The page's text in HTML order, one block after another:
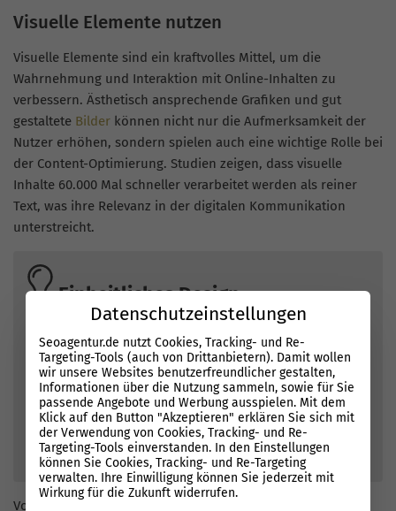
Visuelle Elemente nutzen
Visuelle Elemente sind ein kraftvolles Mittel, um die
Wahrnehmung und Interaktion mit Online-Inhalten zu
verbessern. Ästhetisch ansprechende Grafiken und gut
gestaltete Bilder können nicht nur die Aufmerksamkeit der
Nutzer erhöhen, sondern spielen auch eine wichtige Rolle bei
der Content-Optimierung. Studien zeigen, dass visuelle
Inhalte 60.000 Mal schneller verarbeitet werden als reiner
Text, was ihre Relevanz in der digitalen Kommunikation
unterstreicht.
Einheitliches Design
Bei der Implementierung visueller Komponenten sollte
stets der Markenkern im Vordergrund stehen.
Einheitliche Farbpaletten und Symbole stärken die
Markenidentität und schaffen Wiedererkennungswert.
Eine gut durchdachte Bildsprache spricht direkt die
Zielgruppe an und kann den emotionalen Bezug zu
einem Produkt oder einer Dienstleistung festigen.
Von Infografiken bis hin zu Erklärvideos – jede visuelle
Datenschutzeinstellungen
Seoagentur.de nutzt Cookies, Tracking- und Re-
Targeting-Tools (auch von Drittanbietern). Damit wollen
wir unsere Websites benutzerfreundlicher gestalten,
Informationen über die Nutzung sammeln, sowie für Sie
passende Angebote und Werbung ausspielen. Mit dem
Klick auf den Button "Akzeptieren" erklären Sie sich mit
der Verwendung von Cookies, Tracking- und Re-
Targeting-Tools einverstanden. In den Einstellungen
können Sie Cookies, Tracking- und Re-Targeting
verwalten. Ihre Einwilligung können Sie jederzeit mit
Wirkung für die Zukunft widerrufen.